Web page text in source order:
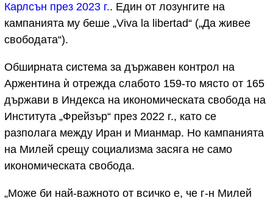
Карлсън през 2023 г.. Един от лозунгите на
кампанията му беше „Viva la libertad“ („Да живее
свободата“).
Обширната система за държавен контрол на
Аржентина ѝ отрежда слабото 159-то място от 165
държави в Индекса на икономическата свобода на
Института „Фрейзър“ през 2022 г., като се
разполага между Иран и Мианмар. Но кампанията
на Милей срещу социализма засяга не само
икономическата свобода.
„Може би най-важното от всичко е, че г-н Милей